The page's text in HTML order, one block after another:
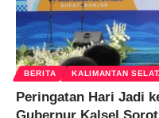
BERITA KALIMANTAN
Peringatan Hari Jadi